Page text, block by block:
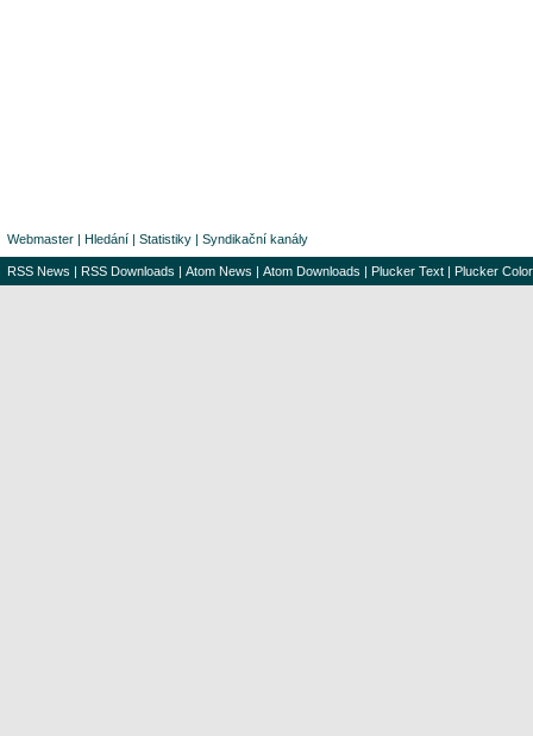
Webmaster | Hledání | Statistiky | Syndikační kanály
RSS News | RSS Downloads | Atom News | Atom Downloads | Plucker Text | Plucker Color